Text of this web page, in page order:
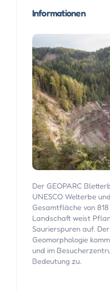
Informationen
Der GEOPARC
UNESCO Welterbe
Gesamtfläche von
Landschaft weist
Saurierspuren auf.
Geomorphologie
und im
Bedeutung zu.